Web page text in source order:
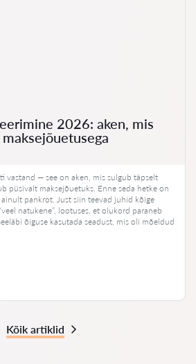
2026: aken, mis
vastand — see on aken, mis sulgub täpselt
püsivalt maksejõuetuks. Enne seda hetke on
pankrot. Just siin teevad juhid kõige
natukene”, lootuses, et olukord paraneb
õiguse kasutada seadust, mis oli mõeldud
Kõik artiklid